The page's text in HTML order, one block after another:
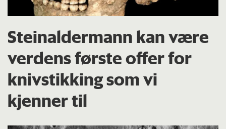
Steinaldermann kan være
verdens første offer for
knivstikking som vi
kjenner til